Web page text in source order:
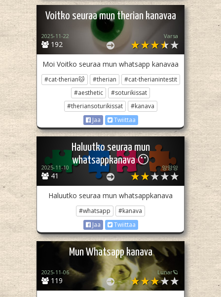
Voitko seuraa mun therian kanavaa
192
2025-11-22 Varsa
Moi Voitko seuraa mun whatsapp kanavaa
#cat-therian🐱 #therian
#cat-therianintestit
#aesthetic
#soturikissat
#theriansoturikissat
#kanava
Jaa
Twiittaa
Haluutko seuraa mun
whatsappkanava 😶
41
2025-11-10 앙앙앙
Haluutko seuraa mun whatsappkanava
#whatsapp
#kanava
Jaa
Twiittaa
Mun Whatsapp kanava
119
2025-11-06 Lunar🪐